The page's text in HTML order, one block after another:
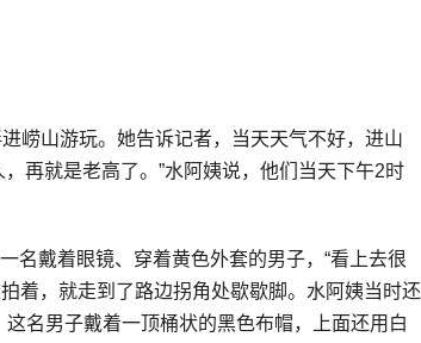
崂山游玩。她告诉记者，当天天气不好，进山
再就是老高了。”水阿姨说，他们当天下午2时
名戴着眼镜、穿着黄色外套的男子，“看上去很
着，就走到了路边拐角处歇歇脚。水阿姨当时还
名男子戴着一顶桶状的黑色布帽，上面还用白